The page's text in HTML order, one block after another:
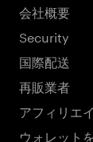
会社概要
Security
国際配送
再販業者
アフィリエ
ウォレット